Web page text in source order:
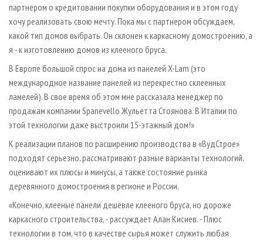
партнером о кредитовании покупки оборудования и в этом году
хочу реализовать свою мечту. Пока мы с партнером обсуждаем,
какой тип домов выбрать. Он склонен к каркасному домостроению, а
я - к изготовлению домов из клееного бруса.
В Европе большой спрос на дома из панелей X-Lam (это
международное название панелей из перекрестно склеенных
ламелей). В свое время об этом мне рассказала менеджер по
продажам компании Spanevello Жульетта Стоянова. В Италии по
этой технологии даже выстроили 15-этажный дом!»
К реализации планов по расширению производства в «ВудСтрое»
подходят серьезно, рассматривают разные варианты технологий,
оценивают их плюсы и минусы, а также состояние рынка
деревянного домостроения в регионе и России.
«Конечно, клееные панели дешевле клееного бруса, но дороже
каркасного строительства, - рассуждает Алан Кисиев. - Плюс
технологии в том, что в качестве сырья может служить любая